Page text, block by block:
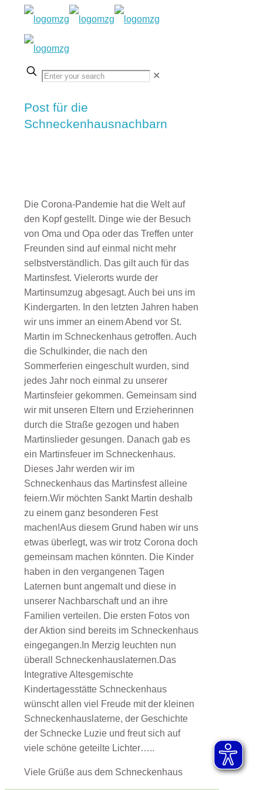
✕
Post für die
Schneckenhausnachbarn
Die Corona-Pandemie hat die Welt auf
den Kopf gestellt. Dinge wie der Besuch
von Oma und Opa oder das Treffen unter
Freunden sind auf einmal nicht mehr
selbstverständlich. Das gilt auch für das
Martinsfest. Vielerorts wurde der
Martinsumzug abgesagt. Auch bei uns im
Kindergarten. In den letzten Jahren haben
wir uns immer an einem Abend vor St.
Martin im Schneckenhaus getroffen. Auch
die Schulkinder, die nach den
Sommerferien eingeschult wurden, sind
jedes Jahr noch einmal zu unserer
Martinsfeier gekommen. Gemeinsam sind
wir mit unseren Eltern und Erzieherinnen
durch die Straße gezogen und haben
Martinslieder gesungen. Danach gab es
ein Martinsfeuer im Schneckenhaus.
Dieses Jahr werden wir im
Schneckenhaus das Martinsfest alleine
feiern.Wir möchten Sankt Martin deshalb
zu einem ganz besonderen Fest
machen!Aus diesem Grund haben wir uns
etwas überlegt, was wir trotz Corona doch
gemeinsam machen könnten. Die Kinder
haben in den vergangenen Tagen
Laternen bunt angemalt und diese in
unserer Nachbarschaft und an ihre
Familien verteilen. Die ersten Fotos von
der Aktion sind bereits im Schneckenhaus
eingegangen.In Merzig leuchten nun
überall Schneckenhauslaternen.Das
Integrative Altesgemischte
Kindertagesstätte Schneckenhaus
wünscht allen viel Freude mit der kleinen
Schneckenhauslaterne, der Geschichte
der Schnecke Luzie und freut sich auf
viele schöne geteilte Lichter…..
Viele Grüße aus dem Schneckenhaus